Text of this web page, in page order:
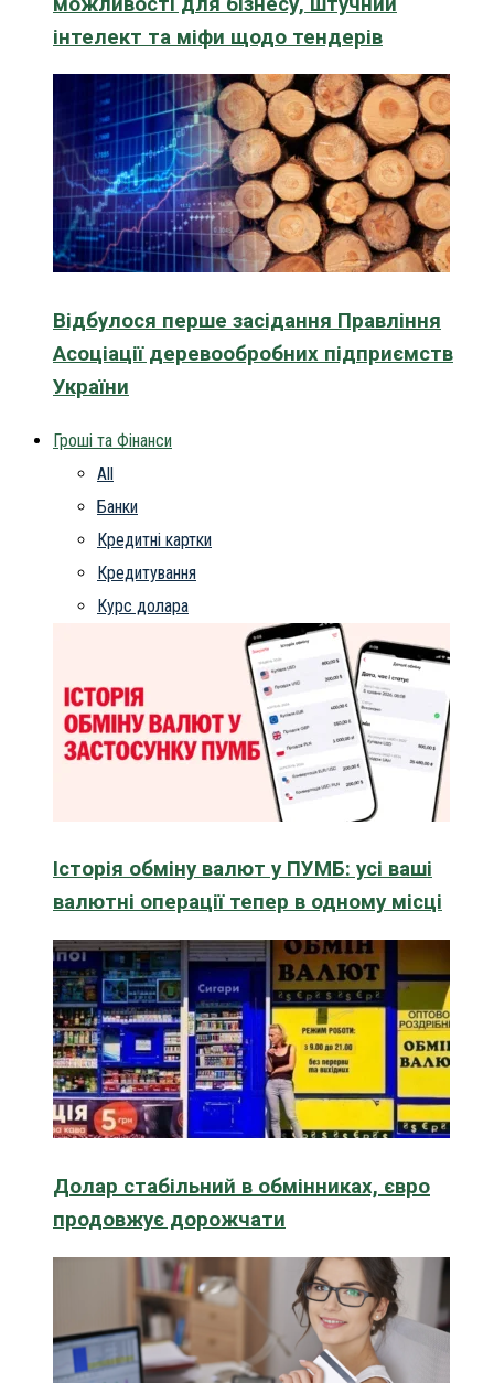
інтелект та міфи щодо тендерів
Відбулося перше засідання Правління
Асоціації деревообробних підприємств
України
Гроші та Фінанси
All
Банки
Кредитні картки
Кредитування
Курс долара
Історія обміну валют у ПУМБ: усі ваші
валютні операції тепер в одному місці
Долар стабільний в обмінниках, євро
продовжує дорожчати